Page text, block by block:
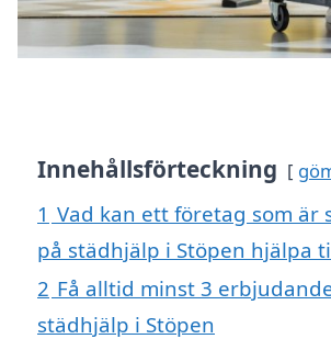
Innehållsförteckning
1 Vad kan ett företag som är
på städhjälp i Stöpen hjälpa
2 Få alltid minst 3
städhjälp i Stöpen